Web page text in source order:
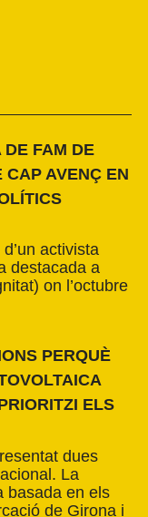
DE FAM DE
AVENÇ EN
activista
destacada a
on l’octubre
PERQUÈ
ELS
dues
La
basada en els
de Girona i